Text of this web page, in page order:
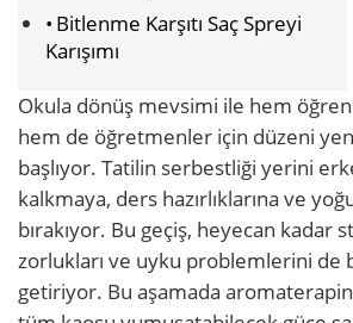
Bitlenme Karşıtı Saç Spreyi
Karışımı
Okula dönüş mevsimi ile hem
hem de öğretmenler için düzeni
başlıyor. Tatilin serbestliği yerini
kalkmaya, ders hazırlıklarına ve
bırakıyor. Bu geçiş, heyecan kadar
zorlukları ve uyku problemlerini de
getiriyor. Bu aşamada